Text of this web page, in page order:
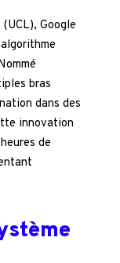
Google
bras
dans des
innovation
de